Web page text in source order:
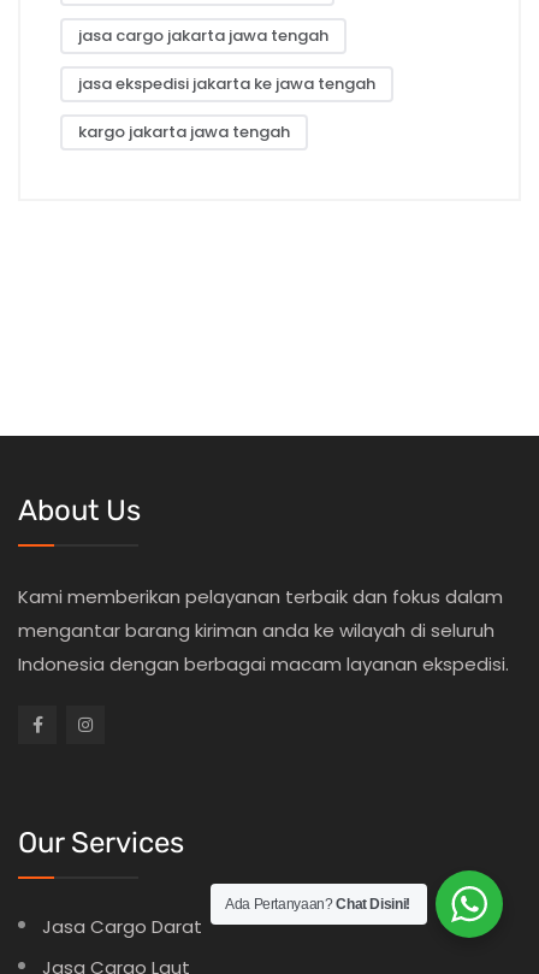
jasa cargo jakarta jawa tengah
jasa ekspedisi jakarta ke jawa tengah
kargo jakarta jawa tengah
About Us
Kami memberikan pelayanan terbaik dan fokus dalam
mengantar barang kiriman anda ke wilayah di seluruh
Indonesia dengan berbagai macam layanan ekspedisi.
Our Services
Jasa Cargo Darat
Jasa Cargo Laut
Ada Pertanyaan?Chat Disini!